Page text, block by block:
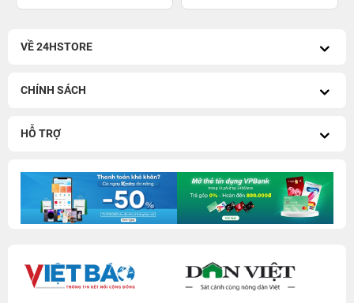
VỀ 24HSTORE
CHÍNH SÁCH
HỖ TRỢ